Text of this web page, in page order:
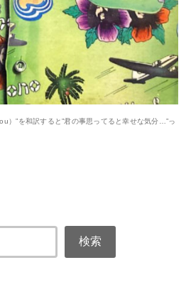
）”を和訳すると”君の事思ってると幸せな気分…”っ
検索